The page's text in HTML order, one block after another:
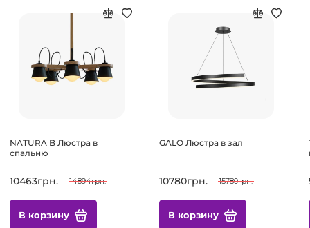
NATURA B Люстра в
спальню
10463грн. 14894грн.
В корзину
GALO Люстра в зал
10780грн. 15780грн.
В корзину